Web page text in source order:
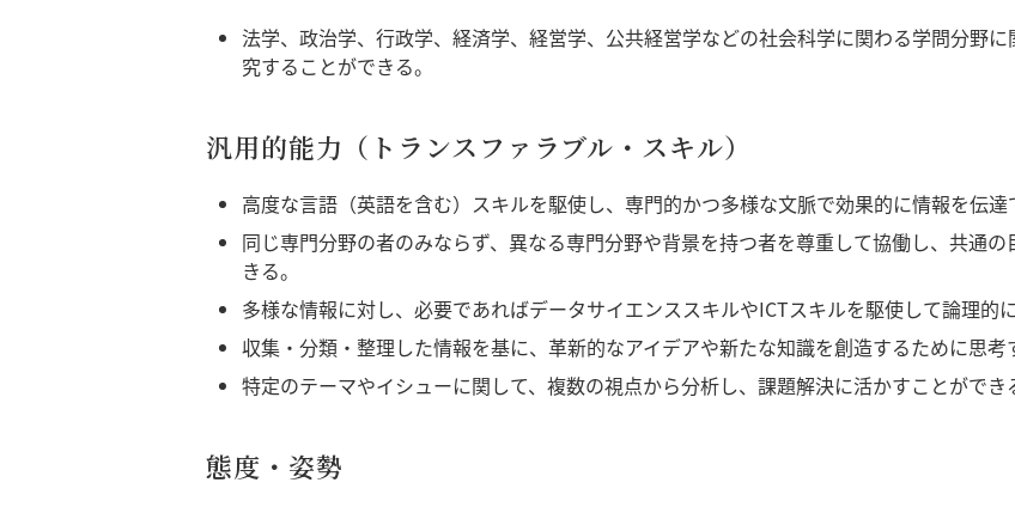
法学、政治学、行政学、経済学、経営学、公共経営学などの社会科学に関わる学問分野
究することができる。
汎用的能力（トランスファラブル・スキル）
高度な言語（英語を含む）スキルを駆使し、専門的かつ多様な文脈で効果的に情報を伝達
同じ専門分野の者のみならず、異なる専門分野や背景を持つ者を尊重して協働し、共通
きる。
多様な情報に対し、必要であればデータサイエンススキルやICTスキルを駆使して論理的
収集・分類・整理した情報を基に、革新的なアイデアや新たな知識を創造するために思考
特定のテーマやイシューに関して、複数の視点から分析し、課題解決に活かすことができ
態度・姿勢